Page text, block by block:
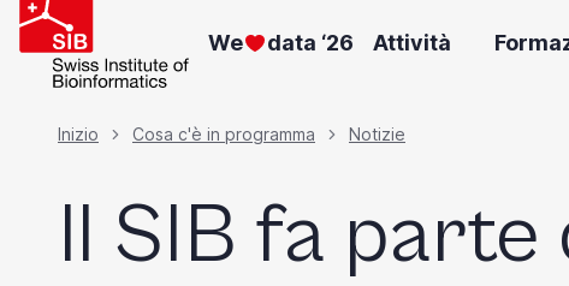
We data ‘26 Attività
Briciola
di
Inizio Cosa c'è in programma Notizie
Il SIB fa parte